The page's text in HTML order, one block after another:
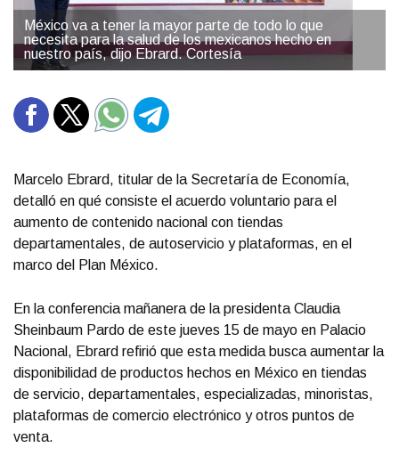
México va a tener la mayor parte de todo lo que
necesita para la salud de los mexicanos hecho en
nuestro país, dijo Ebrard. Cortesía
Marcelo Ebrard, titular de la Secretaría de Economía,
detalló en qué consiste el acuerdo voluntario para el
aumento de contenido nacional con tiendas
departamentales, de autoservicio y plataformas, en el
marco del Plan México.
En la conferencia mañanera de la presidenta Claudia
Sheinbaum Pardo de este jueves 15 de mayo en Palacio
Nacional, Ebrard refirió que esta medida busca aumentar la
disponibilidad de productos hechos en México en tiendas
de servicio, departamentales, especializadas, minoristas,
plataformas de comercio electrónico y otros puntos de
venta.